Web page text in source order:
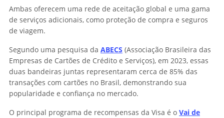
Ambas oferecem uma rede de aceitação global e uma gama
de serviços adicionais, como proteção de compra e seguros
de viagem.
Segundo uma pesquisa da ABECS (Associação Brasileira das
Empresas de Cartões de Crédito e Serviços), em 2023, essas
duas bandeiras juntas representaram cerca de 85% das
transações com cartões no Brasil, demonstrando sua
popularidade e confiança no mercado.
O principal programa de recompensas da Visa é o Vai de